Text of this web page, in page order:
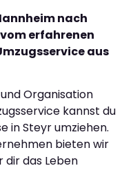
nach
erfahrenen
aus
Organisation
kannst du
in Steyr umziehen.
bieten wir
dir das Leben